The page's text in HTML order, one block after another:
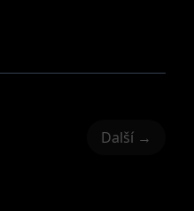
Další →